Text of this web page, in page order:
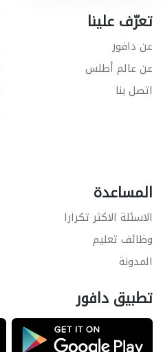
تعرّف علينا
عن دافور
عن عالم أطلس
اتصل بنا
المساعدة
الاسئلة الاكثر تكرارا
وظائف تعليم
المدونة
تطبيق دافور